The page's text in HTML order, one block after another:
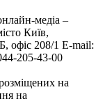
медіа –
Київ,
208/1 E-mail:
205-43-00
на
на